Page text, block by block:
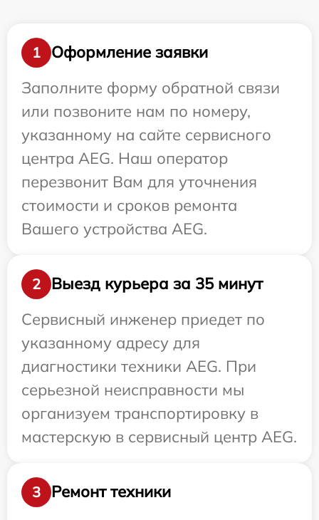
1
Оформление заявки
Заполните форму обратной связи
или позвоните нам по номеру,
указанному на сайте сервисного
центра AEG. Наш оператор
перезвонит Вам для уточнения
стоимости и сроков ремонта
Вашего устройства AEG.
2
Выезд курьера за 35 минут
Сервисный инженер приедет по
указанному адресу для
диагностики техники AEG. При
серьезной неисправности мы
организуем транспортировку в
мастерскую в сервисный центр AEG.
3
Ремонт техники